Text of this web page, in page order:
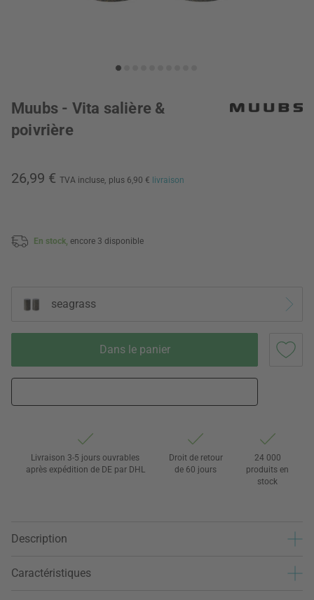
Muubs - Vita salière &
poivrière
26,99 € TVA incluse, plus 6,90 € livraison
En stock, encore 3 disponible
seagrass
Dans le panier
Livraison 3-5 jours ouvrables
après expédition de DE par DHL
Droit de retour
de 60 jours
24 000
produits en
stock
Description
Caractéristiques